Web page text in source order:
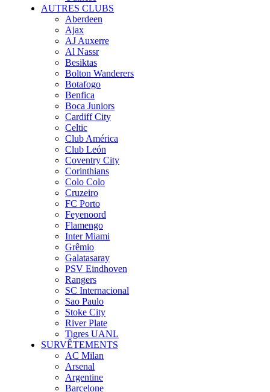
AUTRES CLUBS
Aberdeen
Ajax
AJ Auxerre
Al Nassr
Besiktas
Bolton Wanderers
Botafogo
Benfica
Boca Juniors
Cardiff City
Celtic
Club América
Club León
Coventry City
Corinthians
Colo Colo
Cruzeiro
FC Porto
Feyenoord
Flamengo
Inter Miami
Grêmio
Galatasaray
PSV Eindhoven
Rangers
SC Internacional
Sao Paulo
Stoke City
River Plate
Tigres UANL
SURVÊTEMENTS
AC Milan
Arsenal
Argentine
Barcelone